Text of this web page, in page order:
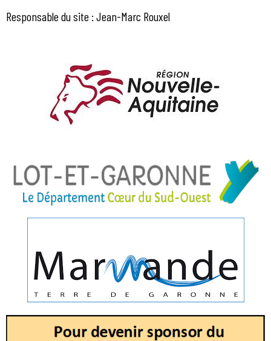
Responsable du site : Jean-Marc Rouxel